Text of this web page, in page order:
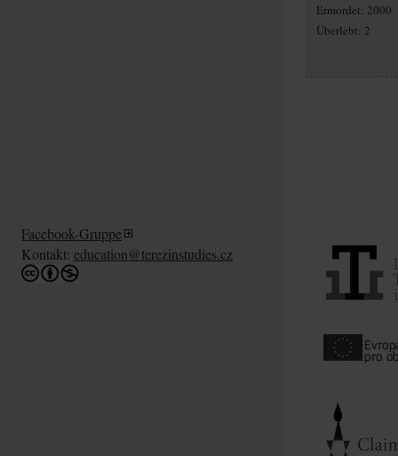
Ermordet: 2000
Überlebt: 2
Facebook-Gruppe
Kontakt: education@terezinstudies.cz